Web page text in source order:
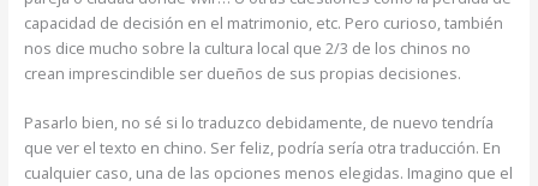
capacidad de decisión en el matrimonio, etc. Pero curioso, también
nos dice mucho sobre la cultura local que 2/3 de los chinos no
crean imprescindible ser dueños de sus propias decisiones.
Pasarlo bien, no sé si lo traduzco debidamente, de nuevo tendría
que ver el texto en chino. Ser feliz, podría sería otra traducción. En
cualquier caso, una de las opciones menos elegidas. Imagino que el